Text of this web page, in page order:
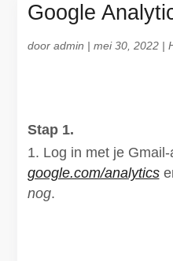
Google
door admin | mei 30, 2022|
Stap 1.
Log in met je
google.com/analytics
nog.